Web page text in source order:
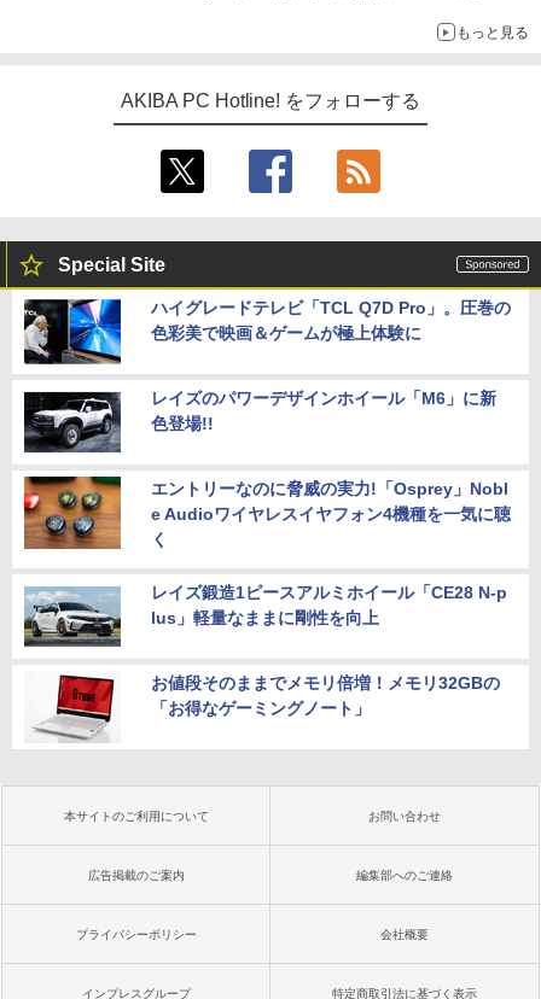
もっと見る
AKIBA PC Hotline! をフォローする
Special Site
ハイグレードテレビ「TCL Q7D Pro」。圧巻の
色彩美で映画＆ゲームが極上体験に
レイズのパワーデザインホイール「M6」に新
色登場!!
エントリーなのに脅威の実力!「Osprey」Nobl
e Audioワイヤレスイヤフォン4機種を一気に聴
く
レイズ鍛造1ピースアルミホイール「CE28 N-p
lus」軽量なままに剛性を向上
お値段そのままでメモリ倍増！メモリ32GBの
「お得なゲーミングノート」
本サイトのご利用について お問い合わせ
広告掲載のご案内 編集部へのご連絡
プライバシーポリシー 会社概要
インプレスグループ 特定商取引法に基づく表示